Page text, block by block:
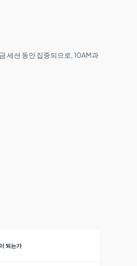
세션 동안 집중되므로, 10AM과
되는가